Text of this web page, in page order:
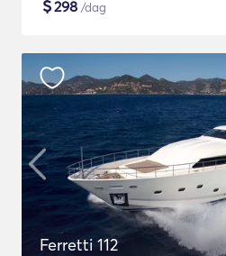
$298 /dag
Ferretti 112